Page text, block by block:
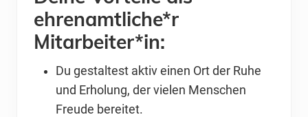
ehrenamtliche*r
Mitarbeiter*in:
Du gestaltest aktiv einen Ort der Ruhe
und Erholung, der vielen Menschen
Freude bereitet.